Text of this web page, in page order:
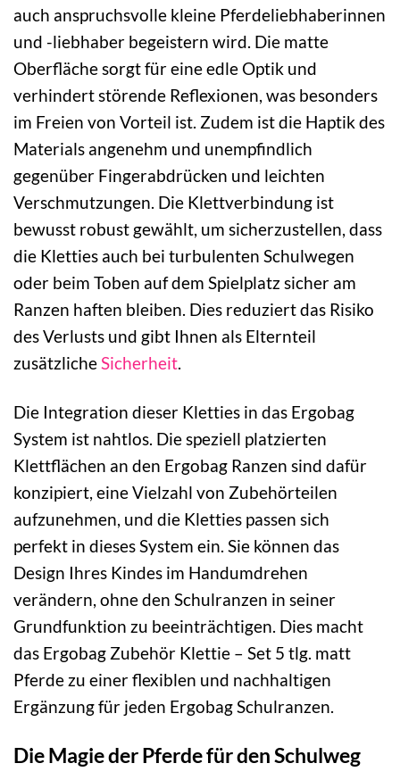
auch anspruchsvolle kleine Pferdeliebhaberinnen
und -liebhaber begeistern wird. Die matte
Oberfläche sorgt für eine edle Optik und
verhindert störende Reflexionen, was besonders
im Freien von Vorteil ist. Zudem ist die Haptik des
Materials angenehm und unempfindlich
gegenüber Fingerabdrücken und leichten
Verschmutzungen. Die Klettverbindung ist
bewusst robust gewählt, um sicherzustellen, dass
die Kletties auch bei turbulenten Schulwegen
oder beim Toben auf dem Spielplatz sicher am
Ranzen haften bleiben. Dies reduziert das Risiko
des Verlusts und gibt Ihnen als Elternteil
zusätzlicheSicherheit.
Die Integration dieser Kletties in das Ergobag
System ist nahtlos. Die speziell platzierten
Klettflächen an den Ergobag Ranzen sind dafür
konzipiert, eine Vielzahl von Zubehörteilen
aufzunehmen, und die Kletties passen sich
perfekt in dieses System ein. Sie können das
Design Ihres Kindes im Handumdrehen
verändern, ohne den Schulranzen in seiner
Grundfunktion zu beeinträchtigen. Dies macht
das Ergobag Zubehör Klettie – Set 5 tlg. matt
Pferde zu einer flexiblen und nachhaltigen
Ergänzung für jeden Ergobag Schulranzen.
Die Magie der Pferde für den Schulweg